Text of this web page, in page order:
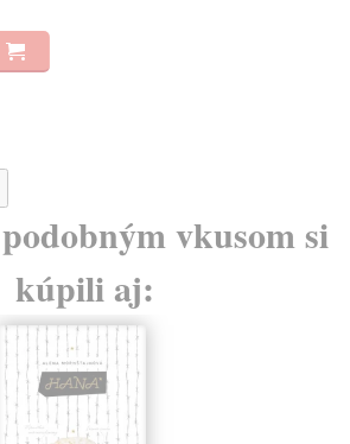
vkusom si
kúpili aj: